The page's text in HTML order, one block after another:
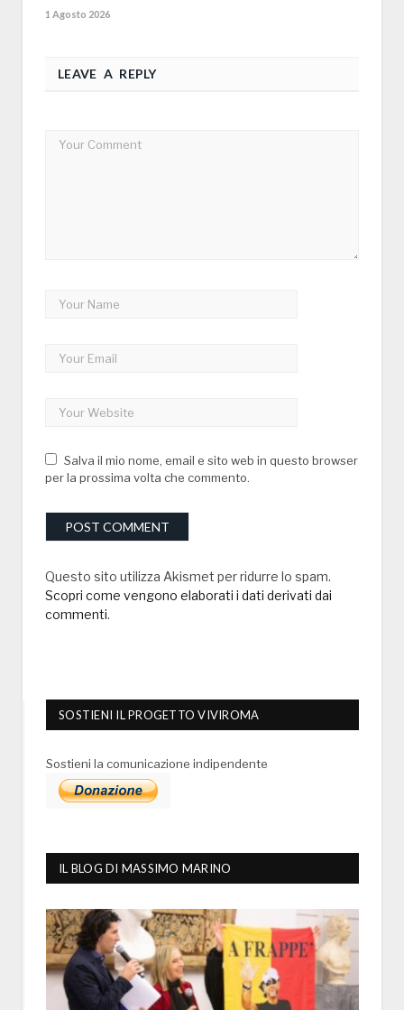
1 Agosto 2026
LEAVE A REPLY
Salva il mio nome, email e sito web in questo browser
per la prossima volta che commento.
Questo sito utilizza Akismet per ridurre lo spam.
Scopri come vengono elaborati i dati derivati dai
commenti.
SOSTIENI IL PROGETTO VIVIROMA
Sostieni la comunicazione indipendente
IL BLOG DI MASSIMO MARINO